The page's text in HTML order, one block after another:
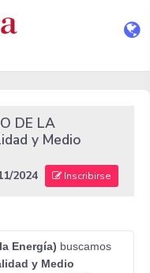
DE LA
y Medio
2024 Inscribirse
Energía) buscamos
y Medio